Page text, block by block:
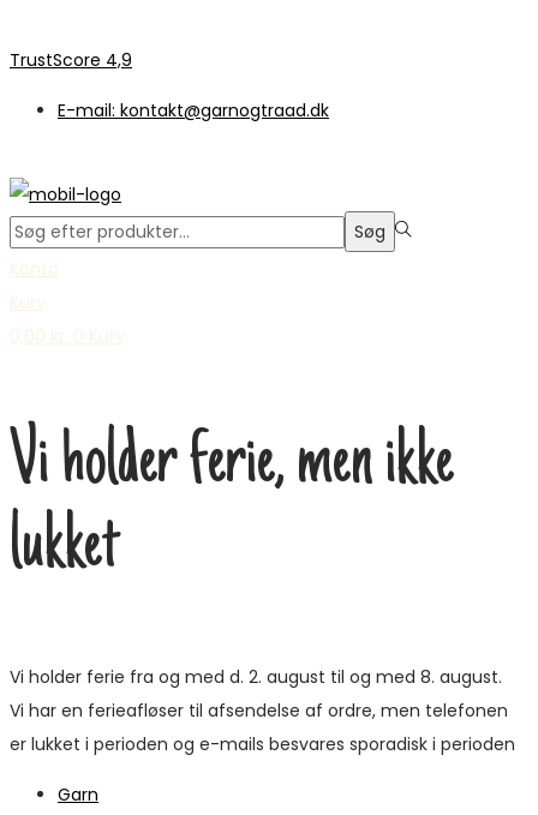
TrustScore 4,9
E-mail: kontakt@garnogtraad.dk
Søge
efter:>
Søg
Konto
Kurv
0,00 kr. 0 Kurv
Vi holder ferie, men ikke
lukket
Vi holder ferie fra og med d. 2. august til og med 8. august.
Vi har en ferieafløser til afsendelse af ordre, men telefonen
er lukket i perioden og e-mails besvares sporadisk i perioden
Garn